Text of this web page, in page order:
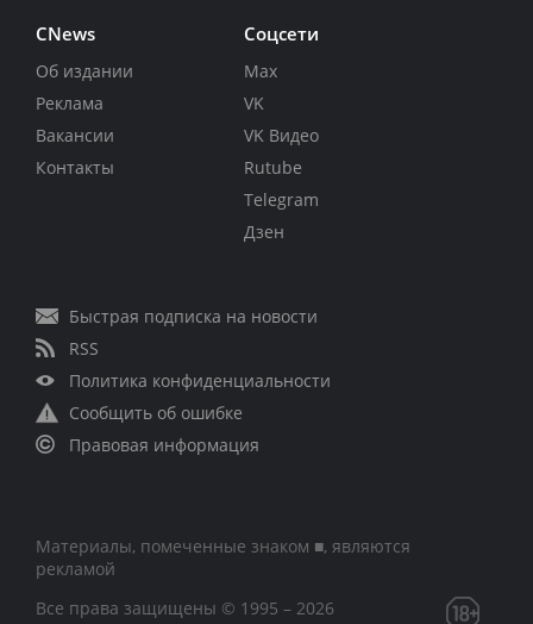
CNews
Об издании
Реклама
Вакансии
Контакты
Соцсети
Max
VK
VK Видео
Rutube
Telegram
Дзен
Быстрая подписка на новости
RSS
Политика конфиденциальности
Сообщить об ошибке
Правовая информация
Материалы, помеченные знаком ■, являются
рекламой
Все права защищены © 1995 – 2026